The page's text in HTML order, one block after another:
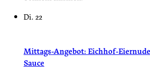
Di. 22
Mittags-Angebot: Eichhof-
Sauce